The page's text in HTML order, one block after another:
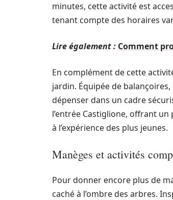
minutes, cette activité est
tenant compte des horaires
Lire également : Comment
En complément de cette
jardin. Équipée de
dépenser dans un cadre
l’entrée Castiglione, offrant
à l’expérience des plus jeunes.
Manèges et activités
Pour donner encore plus de
caché à l’ombre des arbres.